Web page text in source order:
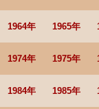
1964年 1965年
1974年 1975年
1984年 1985年